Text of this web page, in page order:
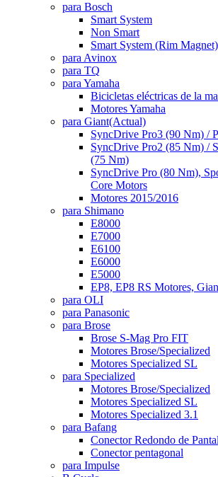
para Bosch
Smart System
Non Smart
Smart System (Rim Magnet)
para Avinox
para TQ
para Yamaha
Bicicletas eléctricas de la
Motores Yamaha
para Giant(Actual)
SyncDrive Pro3 (90 Nm) /
SyncDrive Pro2 (85 Nm) /
(75 Nm)
SyncDrive Pro (80 Nm),
Core Motors
Motores 2015/2016
para Shimano
E8000
E7000
E6100
E6000
E5000
EP8, EP8 RS Motores,
para OLI
para Panasonic
para Brose
Brose S-Mag Pro FIT
Motores Brose/Specialized
Motores Specialized SL
para Specialized
Motores Brose/Specialized
Motores Specialized SL
Motores Specialized 3.1
para Bafang
Conector Redondo de
Conector pentagonal
para Impulse